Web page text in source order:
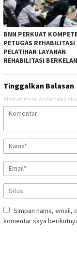
BNN PERKUAT
PETUGAS REHABILITASI
PELATIHAN LAYANAN
REHABILITASI
Tinggalkan Balasan
Alamat email Anda tidak
Simpan nama, email,
komentar saya